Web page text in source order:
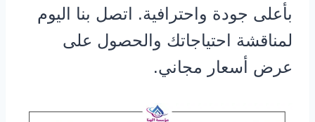
بأعلى جودة واحترافية. اتصل بنا اليوم
لمناقشة احتياجاتك والحصول على
عرض أسعار مجاني.